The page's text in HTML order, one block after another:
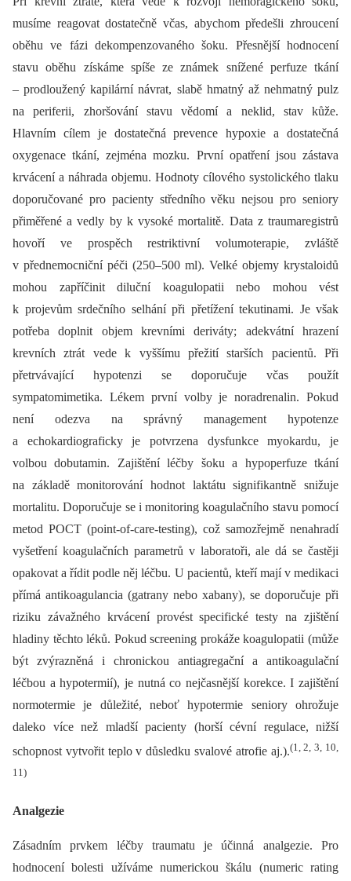
musíme reagovat dostatečně včas, abychom předešli zhroucení
oběhu ve fázi dekompenzovaného šoku. Přesnější hodnocení
stavu oběhu získáme spíše ze známek snížené perfuze tkání
–⁠ prodloužený kapilární návrat, slabě hmatný až nehmatný pulz
na periferii, zhoršování stavu vědomí a neklid, stav kůže.
Hlavním cílem je dostatečná prevence hypoxie a dostatečná
oxygenace tkání, zejména mozku. První opatření jsou zástava
krvácení a náhrada objemu. Hodnoty cílového systolického tlaku
doporučované pro pacienty středního věku nejsou pro seniory
přiměřené a vedly by k vysoké mortalitě. Data z traumaregistrů
hovoří ve prospěch restriktivní volumoterapie, zvláště
v přednemocniční péči (250–500 ml). Velké objemy krystaloidů
mohou zapříčinit diluční koagulopatii nebo mohou vést
k projevům srdečního selhání při přetížení tekutinami. Je však
potřeba doplnit objem krevními deriváty; adekvátní hrazení
krevních ztrát vede k vyššímu přežití starších pacientů. Při
přetrvávající hypotenzi se doporučuje včas použít
sympatomimetika. Lékem první volby je noradrenalin. Pokud
není odezva na správný management hypotenze
a echokardiograficky je potvrzena dysfunkce myokardu, je
volbou dobutamin. Zajištění léčby šoku a hypoperfuze tkání
na základě monitorování hodnot laktátu signifikantně snižuje
mortalitu. Doporučuje se i monitoring koagulačního stavu pomocí
metod POCT (point-of-care-testing), což samozřejmě nenahradí
vyšetření koagulačních parametrů v laboratoři, ale dá se častěji
opakovat a řídit podle něj léčbu. U pacientů, kteří mají v medikaci
přímá antikoagulancia (gatrany nebo xabany), se doporučuje při
riziku závažného krvácení provést specifické testy na zjištění
hladiny těchto léků. Pokud screening prokáže koagulopatii (může
být zvýrazněná i chronickou antiagregační a antikoagulační
léčbou a hypotermií), je nutná co nejčasnější korekce. I zajištění
normotermie je důležité, neboť hypotermie seniory ohrožuje
daleko více než mladší pacienty (horší cévní regulace, nižší
schopnost vytvořit teplo v důsledku svalové atrofie aj.).(1, 2, 3, 10,
11)
Analgezie
Zásadním prvkem léčby traumatu je účinná analgezie. Pro
hodnocení bolesti užíváme numerickou škálu (numeric rating